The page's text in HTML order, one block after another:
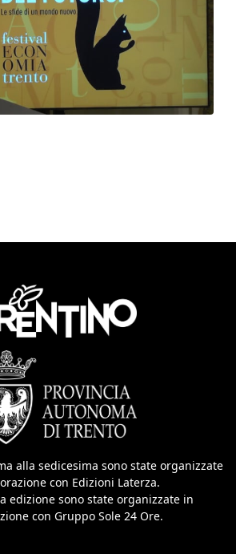
alla sedicesima sono state organizzate
con Edizioni Laterza.
edizione sono state organizzate in
con Gruppo Sole 24 Ore.